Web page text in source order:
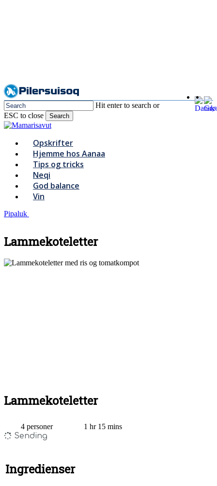
Hit enter to search or
ESC to close
Search
Close
Menu
Opskrifter
Hjemme hos Aanaa
Tips og tricks
Neqi
God balance
Vin
Pipaluk
Lammekoteletter
Lammekoteletter
4 personer 1 hr 15 mins
Sending
Ingredienser